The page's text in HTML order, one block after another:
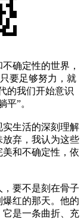
确定性的世界，
要足够努力，就
的我们开始意识
”。
生活的深刻理解
弃，我认为这些
和不确定性，依
要不是刻在骨子
红的那天。他的
是一条曲折、充